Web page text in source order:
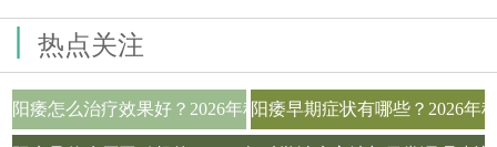
| 热点关注
阳痿怎么治疗效果好？2026年科学用药与生活调理全攻略
阳痿早期症状有哪些？2026年